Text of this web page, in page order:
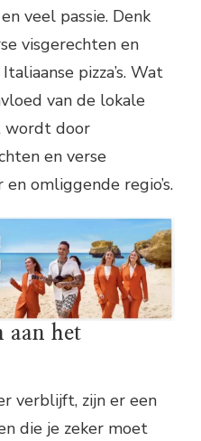
veel passie. Denk
visgerechten en
pizza’s. Wat
van de lokale
wordt door
en verse
omliggende regio’s.
aan het
verblijft, zijn er een
die je zeker moet